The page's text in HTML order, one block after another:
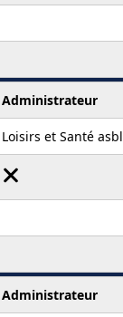
Administrateur
Loisirs et Santé asbl
Administrateur